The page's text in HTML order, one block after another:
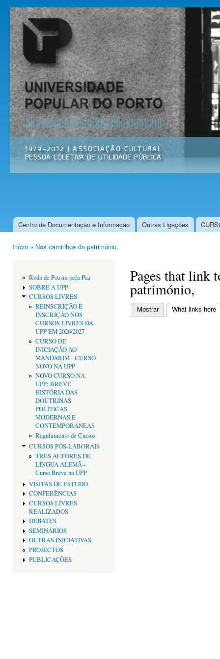
Universidade
Popular do
Porto
Associação
Cultural
Menu principal
Centro de Documentação e Informação Outras Ligações
Início » Nos caminhos do património,
Roda de Poesia pela Paz
SOBRE A UPP
CURSOS LIVRES
REINSCRIÇÃO E
INSCRIÇÃO NOS
CURSOS LIVRES DA
UPP EM 2026/2027
CURSO DE
INICIAÇÃO AO
MANDARIM - CURSO
NOVO NA UPP
NOVO CURSO NA
UPP: BREVE
HISTÓRIA DAS
DOUTRINAS
POLÍTICAS
MODERNAS E
CONTEMPORÂNEAS
Regulamento de Cursos
CURSOS PÓS-LABORAIS
TRÊS AUTORES DE
LÍNGUA ALEMÃ -
Curso Breve na UPP
VISITAS DE ESTUDO
CONFERÊNCIAS
CURSOS LIVRES
REALIZADOS
DEBATES
SEMINÁRIOS
OUTRAS INICIATIVAS
PROJECTOS
PUBLICAÇÕES
Pages that link
património,
Separadores
Mostrar What links here